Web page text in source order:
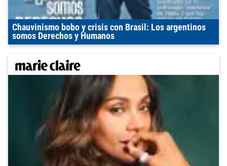
Chauvinismo bobo y crisis con Brasil: Los argentinos
somos Derechos y Humanos